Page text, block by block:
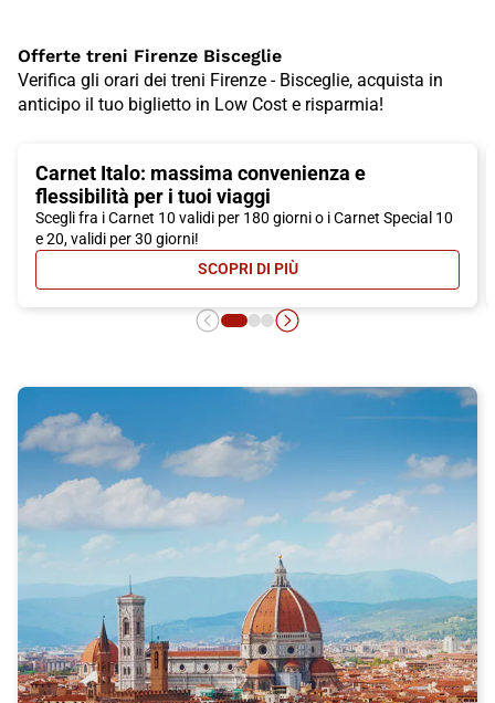
Offerte treni Firenze Bisceglie
Verifica gli orari dei treni Firenze - Bisceglie, acquista in
anticipo il tuo biglietto in Low Cost e risparmia!
Carnet Italo: massima convenienza e
flessibilità per i tuoi viaggi
Scegli fra i Carnet 10 validi per 180 giorni o i Carnet Special 10
e 20, validi per 30 giorni!
SCOPRI DI PIÙ- CARNET ITALO: MASSIMA